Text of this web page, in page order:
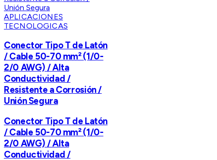
APLICACIONES
TECNOLOGICAS
Conector Tipo T de Latón
/ Cable 50-70 mm² (1/0-
2/0 AWG) / Alta
Conductividad /
Resistente a Corrosión /
Unión Segura
Conector Tipo T de Latón
/ Cable 50-70 mm² (1/0-
2/0 AWG) / Alta
Conductividad /